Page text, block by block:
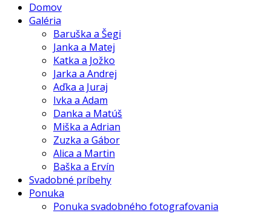
Domov
Galéria
Baruška a Šegi
Janka a Matej
Katka a Jožko
Jarka a Andrej
Aďka a Juraj
Ivka a Adam
Danka a Matúš
Miška a Adrian
Zuzka a Gábor
Alica a Martin
Baška a Ervín
Svadobné príbehy
Ponuka
Ponuka svadobného fotografovania